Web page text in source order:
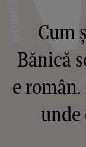
Cum
Bănică
e
unde